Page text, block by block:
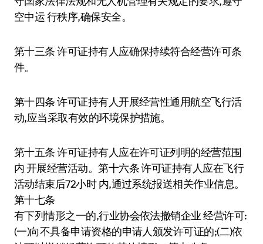
空中运 行秩序,确保安全。
第十三条 许可证持有人应确保持续符合经营许可条
件。
第十四条 许可证持有人开展经营性通用航空飞行活
动,应当采取有效的环境保护措施。
第十五条 许可证持有人应在许可证列明的经营范围
内 开展经营活动。第十六条 许可证持有人应在飞行
活动结束后72小时 内,通过系统报送相关作业信息。
第十七条
有下列情形之一的,行业协会依法撤销企业 经营许可:
(一)向不具备申请资格的申请人颁发许可证的;(二)依